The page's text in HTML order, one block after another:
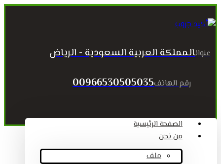
عنوانالمملكة العربية السعودية - الرياض
رقم الهاتف00966530505035
الصفحة الرئيسية
من نحن
ملف